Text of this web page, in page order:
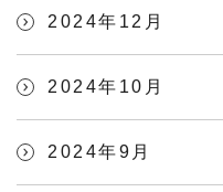
2024年12月
2024年10月
2024年9月